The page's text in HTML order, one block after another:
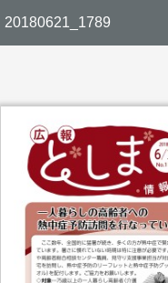
20180621_1789